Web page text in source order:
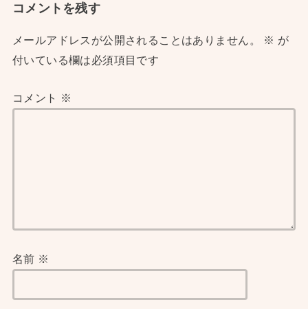
コメントを残す
メールアドレスが公開されることはありません。 ※ が
付いている欄は必須項目です
コメント ※
名前 ※